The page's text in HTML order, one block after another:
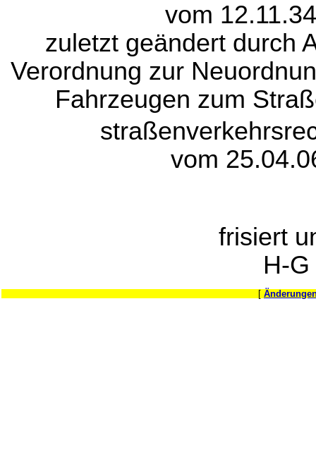
vom
zuletzt geändert durch
Verordnung zur
Fahrzeugen zum
vom
frisiert
H-
[